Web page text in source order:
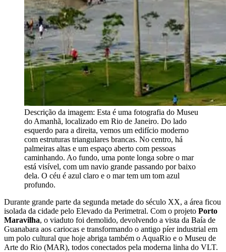
Descrição da imagem: Esta é uma fotografia do Museu
do Amanhã, localizado em Rio de Janeiro. Do lado
esquerdo para a direita, vemos um edifício moderno
com estruturas triangulares brancas. No centro, há
palmeiras altas e um espaço aberto com pessoas
caminhando. Ao fundo, uma ponte longa sobre o mar
está visível, com um navio grande passando por baixo
dela. O céu é azul claro e o mar tem um tom azul
profundo.
Durante grande parte da segunda metade do século XX, a área ficou
isolada da cidade pelo Elevado da Perimetral. Com o projeto Porto
Maravilha, o viaduto foi demolido, devolvendo a vista da Baía de
Guanabara aos cariocas e transformando o antigo píer industrial em
um polo cultural que hoje abriga também o AquaRio e o Museu de
Arte do Rio (MAR), todos conectados pela moderna linha do VLT.